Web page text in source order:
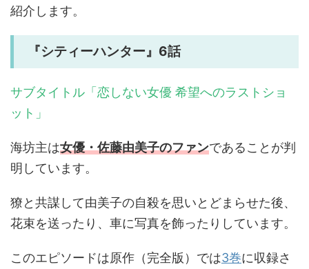
紹介します。
『シティーハンター』6話
サブタイトル「恋しない女優 希望へのラストショ
ット」
海坊主は女優・佐藤由美子のファンであることが判
明しています。
獠と共謀して由美子の自殺を思いとどまらせた後、
花束を送ったり、車に写真を飾ったりしています。
このエピソードは原作（完全版）では3巻に収録さ